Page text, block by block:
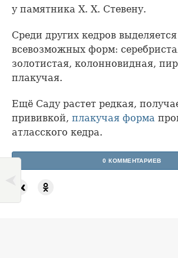
у памятника Х. Х. Стевену.
Среди других кедров
всевозможных форм:
золотистая, колонновидная,
плакучая.
Ещё Саду растет редкая,
прививкой, плакучая форма
атласского кедра.
0 КОММЕНТАРИЕВ